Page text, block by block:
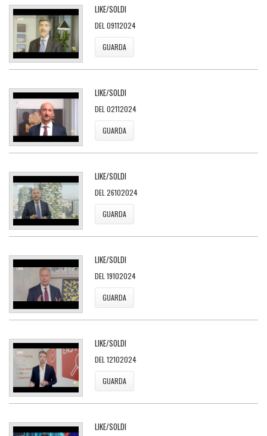
LIKE/SOLDI
DEL 09112024
GUARDA
LIKE/SOLDI
DEL 02112024
GUARDA
LIKE/SOLDI
DEL 26102024
GUARDA
LIKE/SOLDI
DEL 19102024
GUARDA
LIKE/SOLDI
DEL 12102024
GUARDA
LIKE/SOLDI